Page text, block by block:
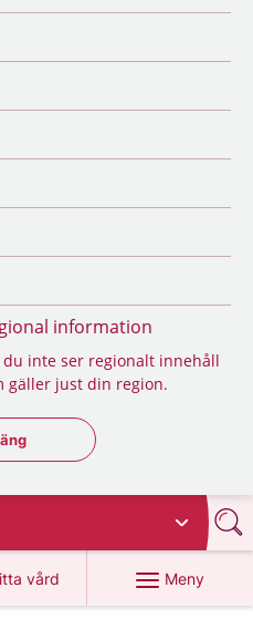
information
inte ser regionalt innehåll
gäller just din region.
regionsväljaren
vård
på 1177.se
Meny